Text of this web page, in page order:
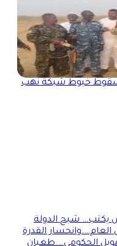
خيوط شبكة نهب
شبح الدولة
القدرة
الحكومي….طغيان